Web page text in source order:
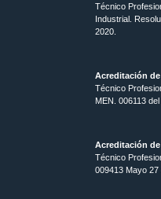
Técnico
Industrial.
2020.
Acreditación
Técnico
MEN. 006113
Acreditación
Técnico
009413 Mayo 27